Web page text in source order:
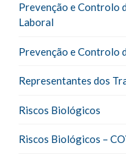
Prevenção e Controlo
Laboral
Prevenção e Controlo
Representantes dos
Riscos Biológicos
Riscos Biológicos –